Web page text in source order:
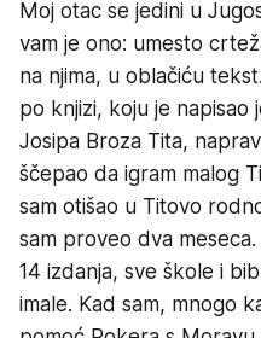
Moj otac se jedini u
vam je ono: umesto
na njima, u oblačiću
po knjizi, koju je napisao
Josipa Broza Tita,
ščepao da igram malog
sam otišao u Titovo
sam proveo dva
14 izdanja, sve škole i
imale. Kad sam, mnogo